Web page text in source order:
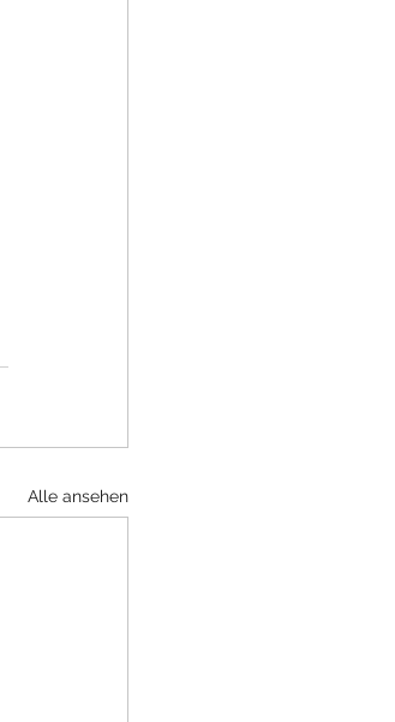
Alle ansehen